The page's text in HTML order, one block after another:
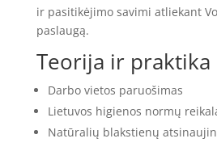
ir pasitikėjimo savimi atliekant
paslaugą.
Teorija ir praktika
Darbo vietos paruošimas
Lietuvos higienos normų
Natūralių blakstienų